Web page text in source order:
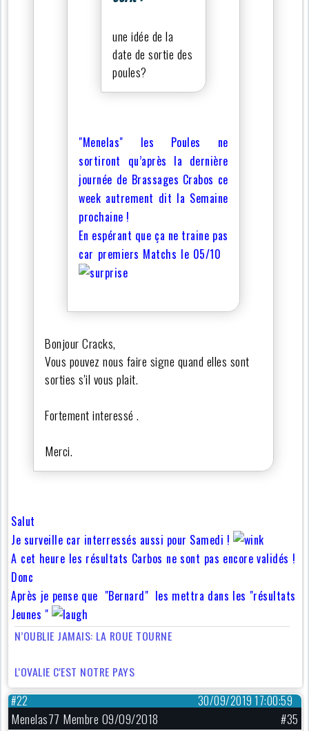
une idée de la
date de sortie des
poules?
"Menelas" les Poules ne
sortiront qu’après la dernière
journée de Brassages Crabos ce
week autrement dit la Semaine
prochaine !
En espérant que ça ne traine pas
car premiers Matchs le 05/10
Bonjour Cracks,
Vous pouvez nous faire signe quand elles sont
sorties s'il vous plait.
Fortement interessé .
Merci.
Salut
Je surveille car interressés aussi pour Samedi !
A cet heure les résultats Carbos ne sont pas encore validés !
Donc
Après je pense que "Bernard" les mettra dans les "résultats
Jeunes "
N’OUBLIE JAMAIS: LA ROUE TOURNE
L'OVALIE C'EST NOTRE PAYS
30/09/2019 17:00:59
#22
Menelas77 Membre 09/09/2018
#35